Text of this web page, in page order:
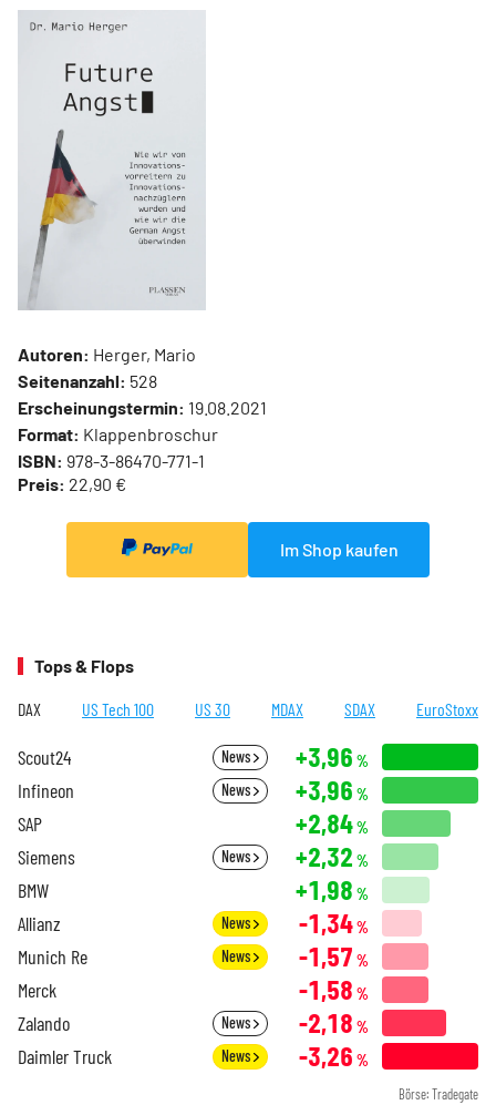
Autoren: Herger, Mario
Seitenanzahl: 528
Erscheinungstermin: 19.08.2021
Format: Klappenbroschur
ISBN: 978-3-86470-771-1
Preis: 22,90 €
Im Shop kaufen
Tops & Flops
DAX US Tech 100 US 30 MDAX SDAX EuroStoxx
Scout24 News +3,96 %
Infineon News +3,96 %
SAP +2,84%
Siemens News +2,32 %
BMW +1,98 %
Allianz News -1,34%
Munich Re News -1,57 %
Merck -1,58 %
Zalando News -2,18 %
Daimler Truck News -3,26 %
Börse: Tradegate